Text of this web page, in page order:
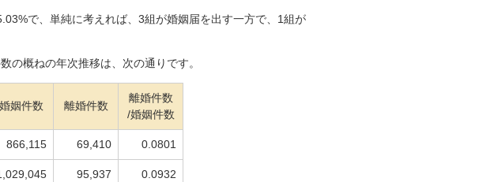
で、単純に考えれば、3組が婚姻届を出す一方で、1組が
の概ねの年次推移は、次の通りです。
婚姻件数 離婚件数
離婚件数
/婚姻件数
866,115 69,410 0.0801
95,937 0.0932